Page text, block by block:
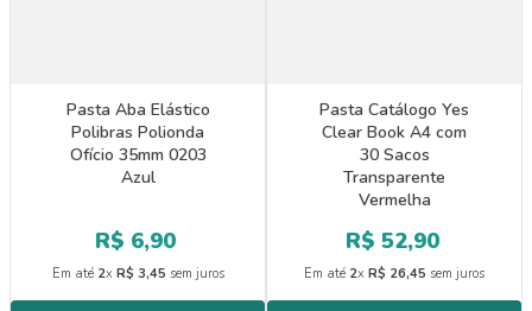
Pasta Aba Elástico
Polibras Polionda
Ofício 35mm 0203
Azul
R$ 6,90
Em até 2x R$ 3,45 sem juros
Pasta Catálogo Yes
Clear Book A4 com
30 Sacos
Transparente
Vermelha
R$ 52,90
Em até 2x R$ 26,45 sem juros